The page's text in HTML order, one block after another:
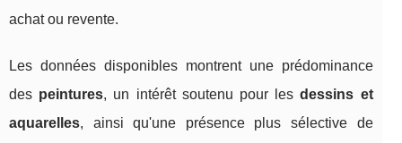
achat ou revente.
Les données disponibles montrent une prédominance
des peintures, un intérêt soutenu pour lesdessins et
aquarelles, ainsi qu'une présence plus sélective de